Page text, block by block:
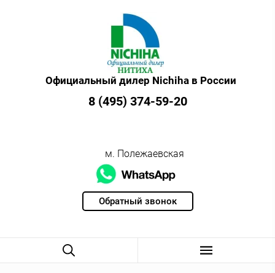
Обратный звонок
Официальный дилер Nichiha в России
8 (495) 374-59-20
м. Полежаевская